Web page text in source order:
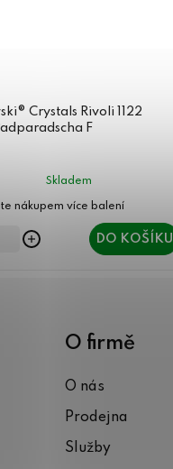
Crystals Rivoli 1122
F
Skladem
DO KOŠÍKU
O firmě
O nás
Prodejna
Služby